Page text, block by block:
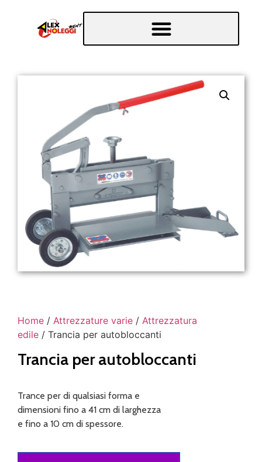
Home / Attrezzature varie / Attrezzatura
edile / Trancia per autobloccanti
Trancia per autobloccanti
Trance per di qualsiasi forma e
dimensioni fino a 41 cm di larghezza
e fino a 10 cm di spessore.